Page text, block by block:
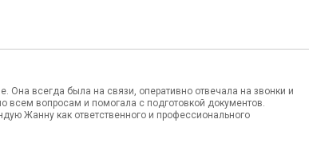
всегда была на связи, оперативно отвечала на звонки и
всем вопросам и помогала с подготовкой документов.
Жанну как ответственного и профессионального